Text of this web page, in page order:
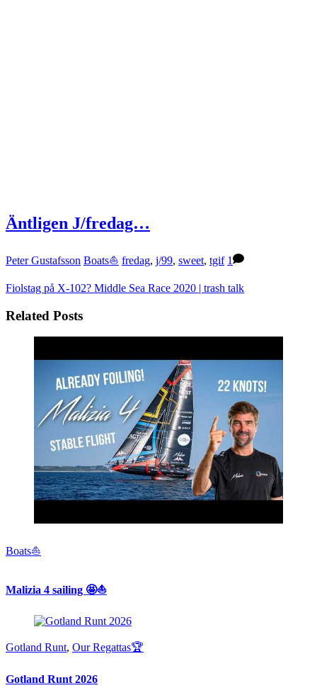
Äntligen J/fredag…
Peter Gustafsson Boats⛵️ fredag, j/99, sweet, tgif 1
Fiolstag på X-102? Middle Sea Race 2020 | trash talk
Related Posts
Boats⛵️
Malizia 4 sailing 🤩⛵️
Gotland Runt, Our Regattas🏆
Gotland Runt 2026